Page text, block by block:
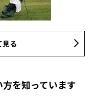
見る
を知っています